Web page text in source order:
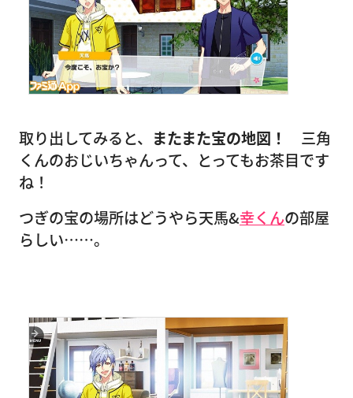
取り出してみると、 またまた宝の地図！
三角
くんのおじいちゃんって、とってもお茶目です
ね！
つぎの宝の場所はどうやら天馬&幸くんの部屋
らしい……。